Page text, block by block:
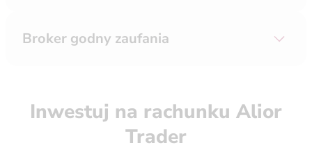
Broker godny zaufania
Inwestuj na rachunku Alior
Trader